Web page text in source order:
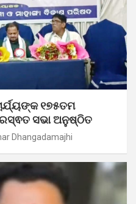
୧୭୫ତମ
ସଭା ଅନୁଷ୍ଠିତ
Dhangadamajhi